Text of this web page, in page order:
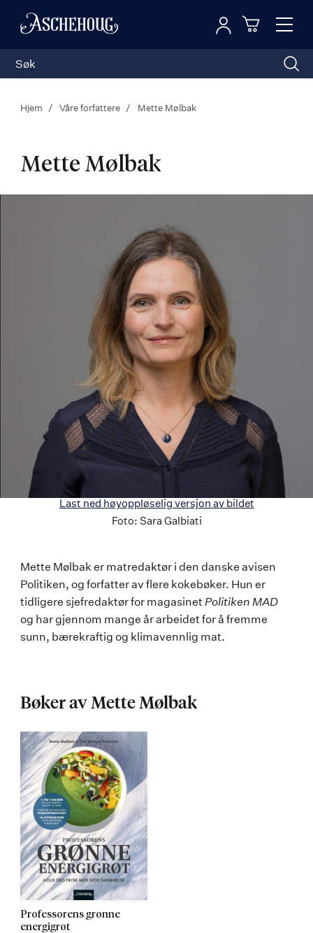
Toggle
Logg inn
Hjem Våre forfattere Mette Mølbak
Mette Mølbak
Last ned høyoppløselig versjon av bildet
Foto: Sara Galbiati
Mette
Mølbak
Mette Mølbak er matredaktør i den danske avisen
Politiken, og forfatter av flere kokebøker. Hun er
tidligere sjefredaktør for magasinet Politiken MAD
og har gjennom mange år arbeidet for å fremme
sunn, bærekraftig og klimavennlig mat.
Bøker av Mette Mølbak
Professorens grønne
energigrøt